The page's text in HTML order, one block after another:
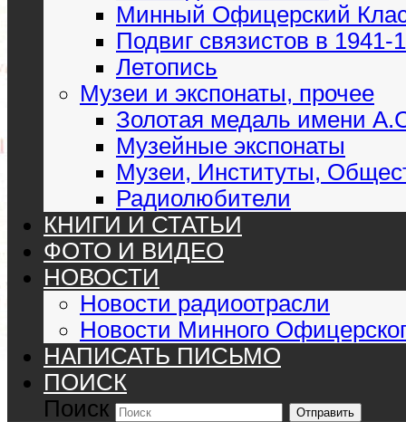
Минный Офицерский
Подвиг связистов в 1941-
Летопись
Музеи и экспонаты, прочее
Золотая медаль имени
Музейные экспонаты
Музеи, Институты,
Радиолюбители
КНИГИ И СТАТЬИ
ФОТО И ВИДЕО
НОВОСТИ
Новости радиоотрасли
Новости Минного
НАПИСАТЬ ПИСЬМО
ПОИСК
Поиск
Отправить